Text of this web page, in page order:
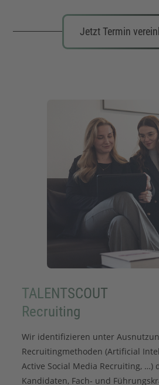
Jetzt Termin
TALENTSCOUT
Recruiting
Wir identifizieren unter
Recruitingmethoden (Artificial
Active Social Media Recruiting, …)
Kandidaten, Fach- und